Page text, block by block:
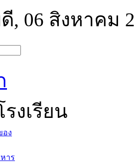
, 06 สิงหาคม
งเรียน
อง
าร